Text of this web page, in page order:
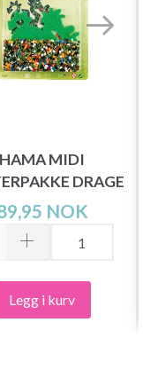
HAMA MIDI
DRAGE
NOK
Legg i kurv